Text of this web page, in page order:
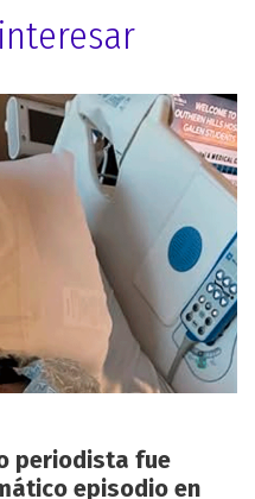
periodista fue
episodio en